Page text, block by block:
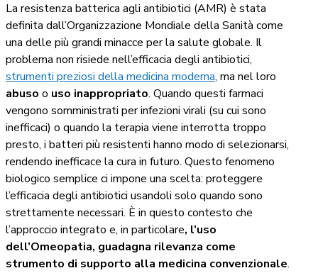
La resistenza batterica agli antibiotici (AMR) è stata
definita dall’Organizzazione Mondiale della Sanità come
una delle più grandi minacce per la salute globale. Il
problema non risiede nell’efficacia degli antibiotici,
strumenti preziosi della medicina moderna, ma nel loro
abuso o uso inappropriato. Quando questi farmaci
vengono somministrati per infezioni virali (su cui sono
inefficaci) o quando la terapia viene interrotta troppo
presto, i batteri più resistenti hanno modo di selezionarsi,
rendendo inefficace la cura in futuro. Questo fenomeno
biologico semplice ci impone una scelta: proteggere
l’efficacia degli antibiotici usandoli solo quando sono
strettamente necessari. È in questo contesto che
l’approccio integrato e, in particolare, l’uso
dell’Omeopatia, guadagna rilevanza come
strumento di supporto alla medicina convenzionale.